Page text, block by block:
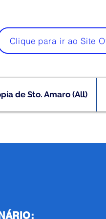
Clique para ir ao Site
de Sto. Amaro (All)